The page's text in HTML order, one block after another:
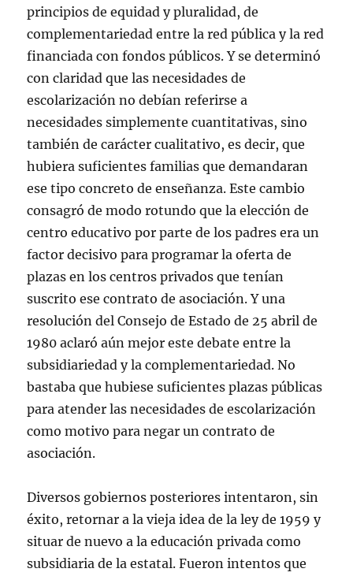
principios de equidad y pluralidad, de
complementariedad entre la red pública y la red
financiada con fondos públicos. Y se determinó
con claridad que las necesidades de
escolarización no debían referirse a
necesidades simplemente cuantitativas, sino
también de carácter cualitativo, es decir, que
hubiera suficientes familias que demandaran
ese tipo concreto de enseñanza. Este cambio
consagró de modo rotundo que la elección de
centro educativo por parte de los padres era un
factor decisivo para programar la oferta de
plazas en los centros privados que tenían
suscrito ese contrato de asociación. Y una
resolución del Consejo de Estado de 25 abril de
1980 aclaró aún mejor este debate entre la
subsidiariedad y la complementariedad. No
bastaba que hubiese suficientes plazas públicas
para atender las necesidades de escolarización
como motivo para negar un contrato de
asociación.
Diversos gobiernos posteriores intentaron, sin
éxito, retornar a la vieja idea de la ley de 1959 y
situar de nuevo a la educación privada como
subsidiaria de la estatal. Fueron intentos que